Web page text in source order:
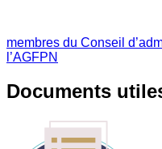
membres du Conseil
l’AGFPN
Documents